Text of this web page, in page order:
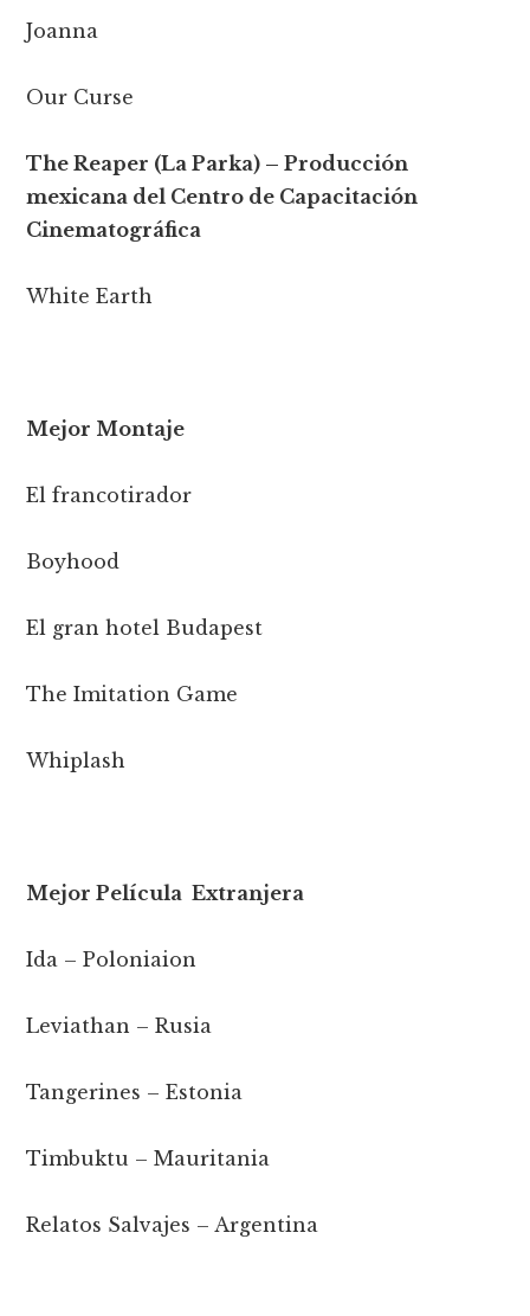
Joanna
Our Curse
The Reaper (La Parka) – Producción
mexicana del Centro de Capacitación
Cinematográfica
White Earth
Mejor Montaje
El francotirador
Boyhood
El gran hotel Budapest
The Imitation Game
Whiplash
Mejor Película Extranjera
Ida – Poloniaion
Leviathan – Rusia
Tangerines – Estonia
Timbuktu – Mauritania
Relatos Salvajes – Argentina